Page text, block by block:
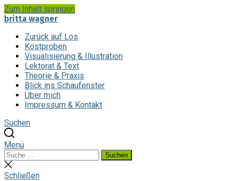
Zum Inhalt springen
britta wagner
Zurück auf Los
Kostproben
Visualisierung & Illustration
Lektorat & Text
Theorie & Praxis
Blick ins Schaufenster
Über mich
Impressum & Kontakt
Suchen
Menü
Suchen
nach:
Suchen
Suche
schließen
Schließen